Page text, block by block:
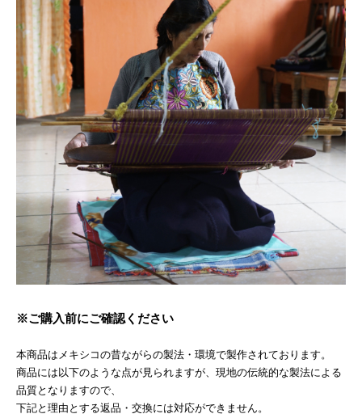
※ご購入前にご確認ください
本商品はメキシコの昔ながらの製法・環境で製作されております。
商品には以下のような点が見られますが、現地の伝統的な製法による
品質となりますので、
下記と理由とする返品・交換には対応ができません。